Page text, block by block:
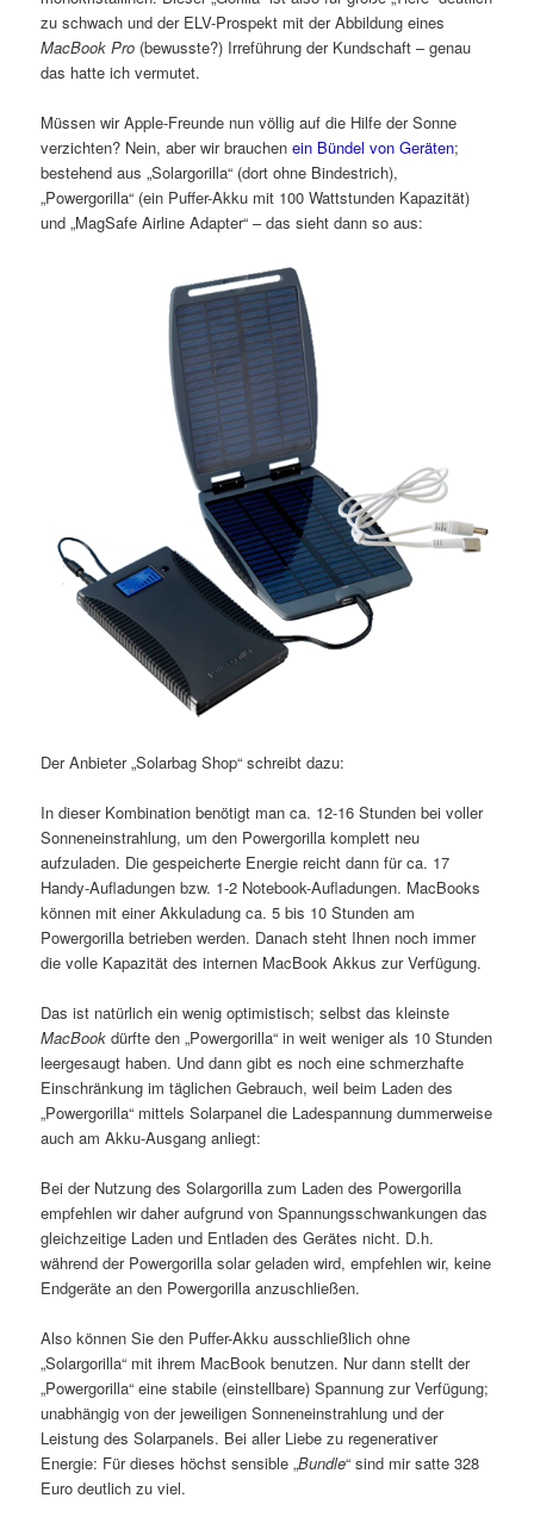
zu schwach und der ELV-Prospekt mit der Abbildung eines
MacBook Pro (bewusste?) Irreführung der Kundschaft – genau
das hatte ich vermutet.
Müssen wir Apple-Freunde nun völlig auf die Hilfe der Sonne
verzichten? Nein, aber wir brauchenein Bündel von Geräten;
bestehend aus „Solargorilla“ (dort ohne Bindestrich),
„Powergorilla“ (ein Puffer-Akku mit 100 Wattstunden Kapazität)
und „MagSafe Airline Adapter“ – das sieht dann so aus:
Der Anbieter „Solarbag Shop“ schreibt dazu:
In dieser Kombination benötigt man ca. 12-16 Stunden bei voller
Sonneneinstrahlung, um den Powergorilla komplett neu
aufzuladen. Die gespeicherte Energie reicht dann für ca. 17
Handy-Aufladungen bzw. 1-2 Notebook-Aufladungen. MacBooks
können mit einer Akkuladung ca. 5 bis 10 Stunden am
Powergorilla betrieben werden. Danach steht Ihnen noch immer
die volle Kapazität des internen MacBook Akkus zur Verfügung.
Das ist natürlich ein wenig optimistisch; selbst das kleinste
MacBook dürfte den „Powergorilla“ in weit weniger als 10 Stunden
leergesaugt haben. Und dann gibt es noch eine schmerzhafte
Einschränkung im täglichen Gebrauch, weil beim Laden des
„Powergorilla“ mittels Solarpanel die Ladespannung dummerweise
auch am Akku-Ausgang anliegt:
Bei der Nutzung des Solargorilla zum Laden des Powergorilla
empfehlen wir daher aufgrund von Spannungsschwankungen das
gleichzeitige Laden und Entladen des Gerätes nicht. D.h.
während der Powergorilla solar geladen wird, empfehlen wir, keine
Endgeräte an den Powergorilla anzuschließen.
Also können Sie den Puffer-Akku ausschließlich ohne
„Solargorilla“ mit ihrem MacBook benutzen. Nur dann stellt der
„Powergorilla“ eine stabile (einstellbare) Spannung zur Verfügung;
unabhängig von der jeweiligen Sonneneinstrahlung und der
Leistung des Solarpanels. Bei aller Liebe zu regenerativer
Energie: Für dieses höchst sensible „Bundle“ sind mir satte 328
Euro deutlich zu viel.